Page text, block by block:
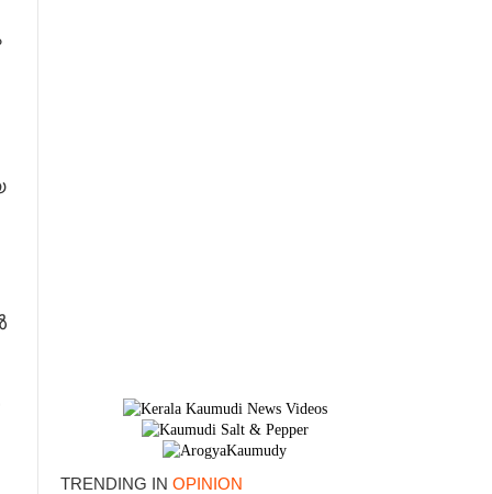
TRENDING IN OPINION
×